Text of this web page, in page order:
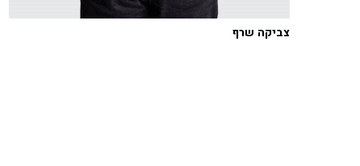
צביקה שרף